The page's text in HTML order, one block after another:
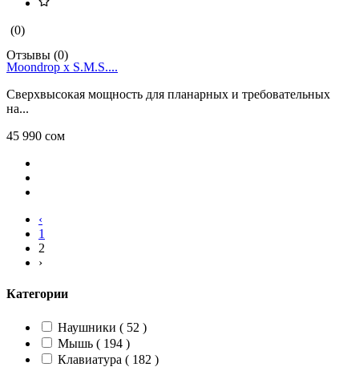
(0)
Отзывы (0)
Moondrop x S.M.S....
Сверхвысокая мощность для планарных и требовательных
на...
45 990 сом
‹
1
2
›
Категории
Наушники ( 52 )
Мышь ( 194 )
Клавиатура ( 182 )